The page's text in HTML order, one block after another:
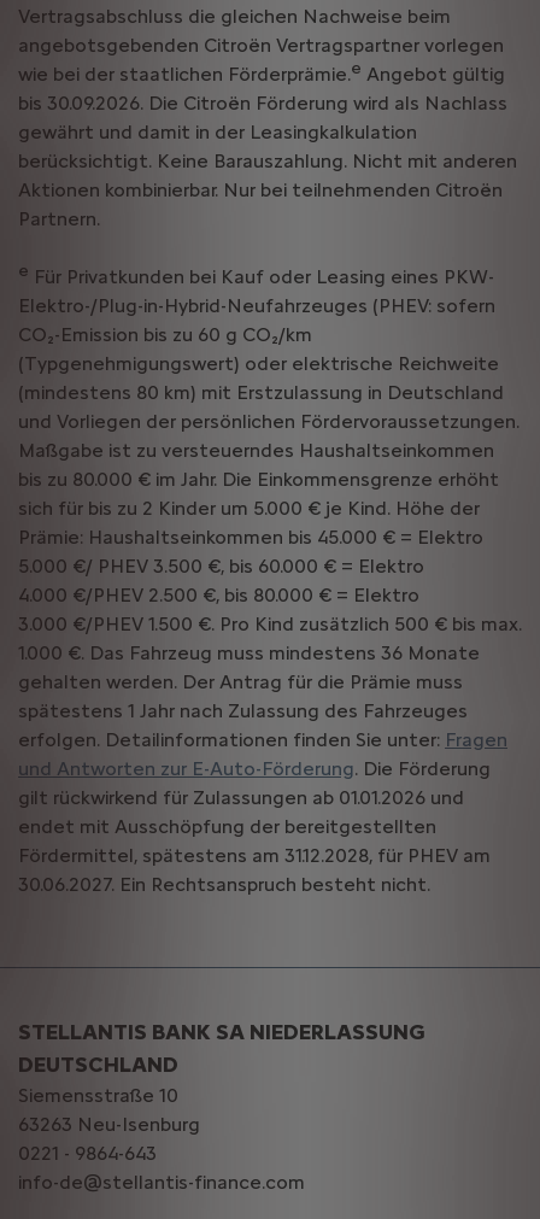
Vertragsabschluss die gleichen Nachweise beim
angebotsgebenden Citroën Vertragspartner vorlegen
wie bei der staatlichen Förderprämie.e Angebot gültig
bis 30.09.2026. Die Citroën Förderung wird als Nachlass
gewährt und damit in der Leasingkalkulation
berücksichtigt. Keine Barauszahlung. Nicht mit anderen
Aktionen kombinierbar. Nur bei teilnehmenden Citroën
Partnern.
e Für Privatkunden bei Kauf oder Leasing eines PKW-
Elektro-/Plug-in-Hybrid-Neufahrzeuges (PHEV: sofern
CO₂-Emission bis zu 60 g CO₂/km
(Typgenehmigungswert) oder elektrische Reichweite
(mindestens 80 km) mit Erstzulassung in Deutschland
und Vorliegen der persönlichen Fördervoraussetzungen.
Maßgabe ist zu versteuerndes Haushaltseinkommen
bis zu 80.000 € im Jahr. Die Einkommensgrenze erhöht
sich für bis zu 2 Kinder um 5.000 € je Kind. Höhe der
Prämie: Haushaltseinkommen bis 45.000 € = Elektro
5.000 €/ PHEV 3.500 €, bis 60.000 € = Elektro
4.000 €/PHEV 2.500 €, bis 80.000 € = Elektro
3.000 €/PHEV 1.500 €. Pro Kind zusätzlich 500 € bis max.
1.000 €. Das Fahrzeug muss mindestens 36 Monate
gehalten werden. Der Antrag für die Prämie muss
spätestens 1 Jahr nach Zulassung des Fahrzeuges
erfolgen. Detailinformationen finden Sie unter: Fragen
und Antworten zur E-Auto-Förderung. Die Förderung
gilt rückwirkend für Zulassungen ab 01.01.2026 und
endet mit Ausschöpfung der bereitgestellten
Fördermittel, spätestens am 31.12.2028, für PHEV am
30.06.2027. Ein Rechtsanspruch besteht nicht.
STELLANTIS BANK SA NIEDERLASSUNG
DEUTSCHLAND
Siemensstraße 10
63263 Neu-Isenburg
0221 - 9864-643
info-de@stellantis-finance.com